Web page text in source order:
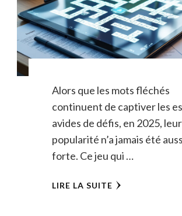
Alors que les mots fléchés
continuent de captiver les
avides de défis, en 2025, leur
popularité n’a jamais été
forte. Ce jeu qui …
LIRE LA SUITE